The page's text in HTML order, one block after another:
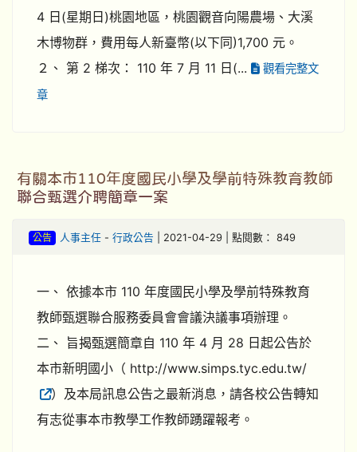
4 日(星期日)桃園地區，桃園觀音向陽農場、大溪
木博物群，費用每人新臺幣(以下同)1,700 元。
２、 第 2 梯次： 110 年 7 月 11 日(...
觀看完整文
章
有關本市110年度國民小學及學前特殊教育教師
聯合甄選介聘簡章一案
公告 人事主任- 行政公告 | 2021-04-29 | 點閱數： 849
一、 依據本市 110 年度國民小學及學前特殊教育
教師甄選聯合服務委員會會議決議事項辦理。
二、 旨揭甄選簡章自 110 年 4 月 28 日起公告於
本市新明國小（ http://www.simps.tyc.edu.tw/
）及本局訊息公告之最新消息，請各校公告轉知
有志從事本市教學工作教師踴躍報考。